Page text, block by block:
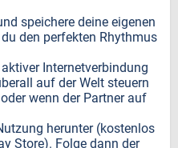
speichere deine eigenen
den perfekten Rhythmus
Internetverbindung
auf der Welt steuern
wenn der Partner auf
herunter (kostenlos
Store). Folge dann der